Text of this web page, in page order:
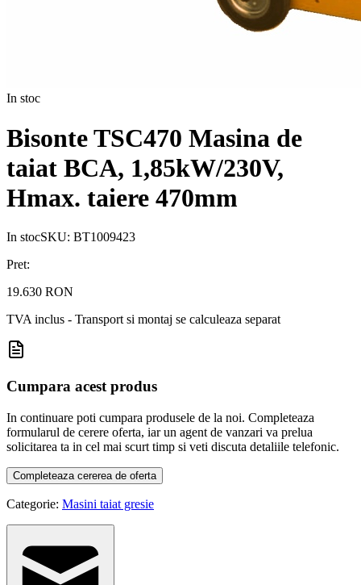
In stoc
Bisonte TSC470 Masina de
taiat BCA, 1,85kW/230V,
Hmax. taiere 470mm
In stocSKU: BT1009423
Pret:
19.630 RON
TVA inclus - Transport si montaj se calculeaza separat
Cumpara acest produs
In continuare poti cumpara produsele de la noi. Completeaza
formularul de cerere oferta, iar un agent de vanzari va prelua
solicitarea ta in cel mai scurt timp si veti discuta detaliile telefonic.
Completeaza cererea de oferta
Categorie: Masini taiat gresie